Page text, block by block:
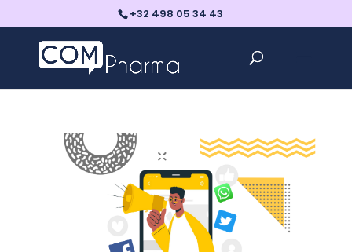
+32 498 05 34 43